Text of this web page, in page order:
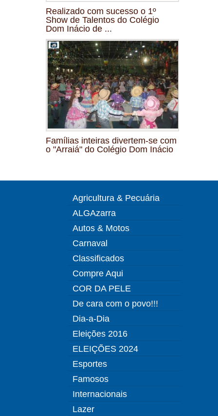
Realizado com sucesso o 1º
Show de Talentos do Colégio
Dom Inácio de ...
Famílias inteiras divertem-se com
o "Arraiá" do Colégio Dom Inácio
Agricultura & Pecuária
ALGAzarra
Autos & Motos
Carnaval
Classificados
Compre Aqui
COR DA PELE
De cara com o povo!!!
Dia-a-Dia
Eleições 2016
ELEIÇÕES 2024
Esportes
Famosos
Internacionais
Lazer